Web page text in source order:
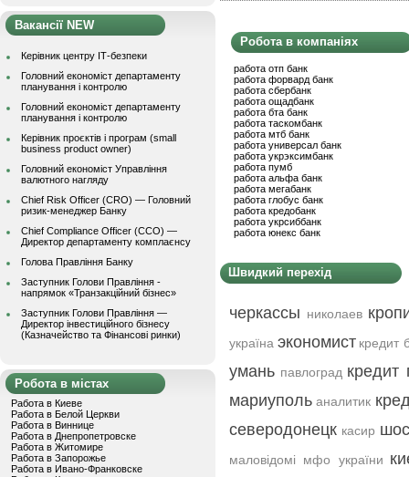
Вакансії NEW
Керівник центру ІТ-безпеки
Головний економіст департаменту
планування і контролю
Головний економіст департаменту
планування і контролю
Керівник проєктів і програм (small
business product owner)
Головний економіст Управління
валютного нагляду
Chief Risk Officer (CRO) — Головний
ризик-менеджер Банку
Chief Compliance Officer (CCO) —
Директор департаменту комплаєнсу
Голова Правління Банку
Заступник Голови Правління -
напрямок «Транзакційний бізнес»
Заступник Голови Правління —
Директор інвестиційного бізнесу
(Казначейство та Фінансові ринки)
Робота в містах
Работа в Киеве
Работа в Белой Церкви
Работа в Виннице
Работа в Днепропетровске
Работа в Житомире
Работа в Запорожье
Работа в Ивано-Франковске
Робота в компаніях
работа отп банк
работа форвард банк
работа сбербанк
работа ощадбанк
работа бта банк
работа таскомбанк
работа мтб банк
работа универсал банк
работа укрэксимбанк
работа пумб
работа альфа банк
работа мегабанк
работа глобус банк
работа кредобанк
работа укрсиббанк
работа юнекс банк
Швидкий перехід
черкассы николаев
україна экономист кредит
умань павлоград кредит
мариуполь аналитик
северодонецк касир
маловідомі мфо україни